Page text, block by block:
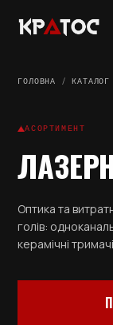
ГОЛОВНА /
АСОРТИМЕНТ
Оптика та
голів:
керамічні